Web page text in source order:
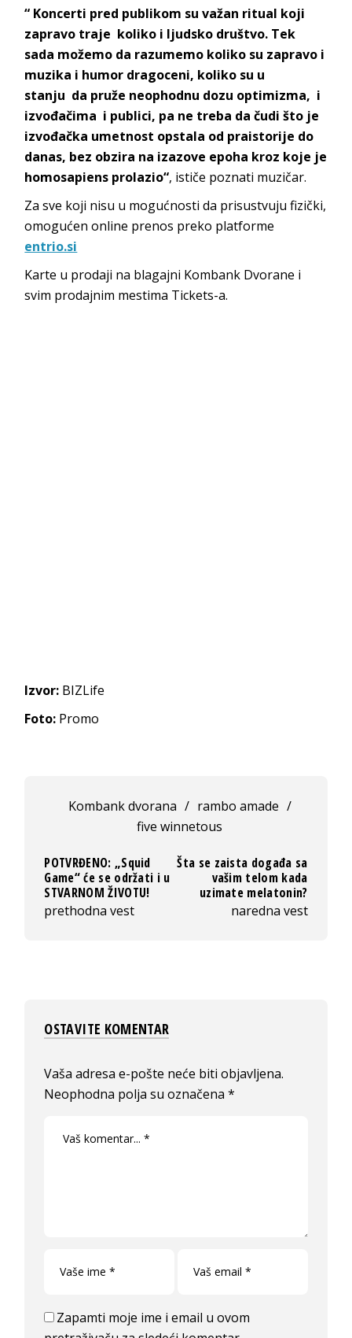
“ Koncerti pred publikom su važan ritual koji
zapravo traje koliko i ljudsko društvo. Tek
sada možemo da razumemo koliko su zapravo i
muzika i humor dragoceni, koliko su u
stanju da pruže neophodnu dozu optimizma, i
izvođačima i publici, pa ne treba da čudi što je
izvođačka umetnost opstala od praistorije do
danas, bez obzira na izazove epoha kroz koje je
homosapiens prolazio“, ističe poznati muzičar.
Za sve koji nisu u mogućnosti da prisustvuju fizički,
omogućen online prenos preko platforme
entrio.si
Karte u prodaji na blagajni Kombank Dvorane i
svim prodajnim mestima Tickets-a.
Izvor: BIZLife
Foto: Promo
Kombank dvorana / rambo amade /
five winnetous
POTVRĐENO: „Squid
Game“ će se održati i u
STVARNOM ŽIVOTU!
prethodna vest
Šta se zaista događa sa
vašim telom kada
uzimate melatonin?
naredna vest
OSTAVITE KOMENTAR
Vaša adresa e-pošte neće biti objavljena.
Neophodna polja su označena*
Zapamti moje ime i email u ovom